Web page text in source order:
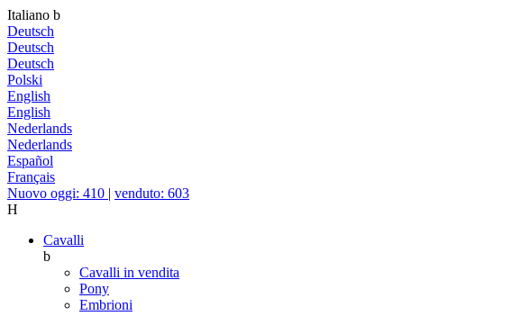
Italiano b
Deutsch
Deutsch
Deutsch
Polski
English
English
Nederlands
Nederlands
Español
Français
Nuovo oggi: 410 | venduto: 603
H
Cavalli
b
Cavalli in vendita
Pony
Embrioni